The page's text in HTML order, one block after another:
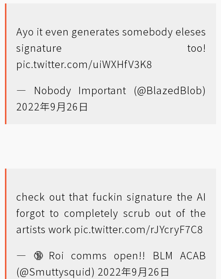
Ayo it even generates somebody eleses
signature too!
pic.twitter.com/uiWXHfV3K8
— Nobody Important (@BlazedBlob)
2022年9月26日
check out that fuckin signature the AI
forgot to completely scrub out of the
artists work pic.twitter.com/rJYcryF7C8
— 🔞Roi comms open!! BLM ACAB
(@Smuttysquid) 2022年9月26日